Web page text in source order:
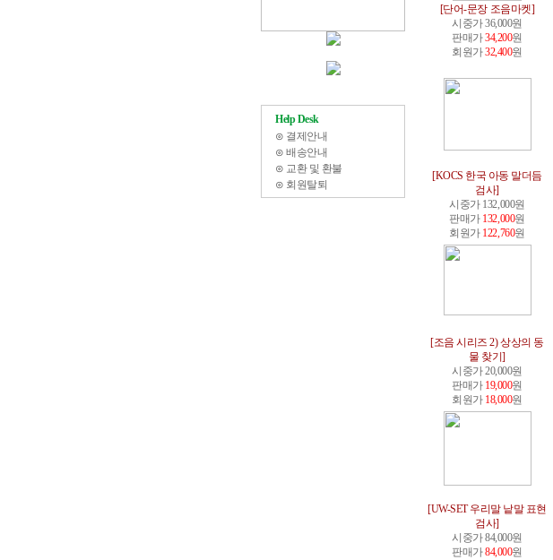
Help Desk
⊙ 결제안내
⊙배송안내
⊙ 교환 및 환불
⊙ 회원탈퇴
[단어-문장 조음마켓]
시중가 36,000원
판매가34,200원
회원가32,400원
[KOCS 한국 아동 말더듬
검사]
시중가 132,000원
판매가 132,000원
회원가 122,760원
[조음 시리즈 2) 상상의 동
물 찾기]
시중가 20,000원
판매가 19,000원
회원가 18,000원
[UW-SET 우리말 낱말 표현
검사]
시중가 84,000원
판매가84,000원